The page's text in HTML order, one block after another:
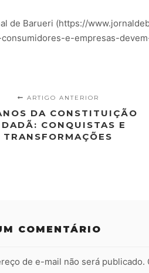
de Barueri (https://
e-empresas-
ARTIGO ANTERIOR
DA CONSTITUIÇÃO
CONQUISTAS E
TRANSFORMAÇÕES
COMENTÁRIO
de e-mail não será publicado.